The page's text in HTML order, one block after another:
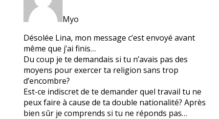
Myo
Désolée Lina, mon message c’est envoyé avant
même que j’ai finis…
Du coup je te demandais si tu n’avais pas des
moyens pour exercer ta religion sans trop
d’encombre?
Est-ce indiscret de te demander quel travail tu ne
peux faire à cause de ta double nationalité? Après
bien sûr je comprends si tu ne réponds pas…